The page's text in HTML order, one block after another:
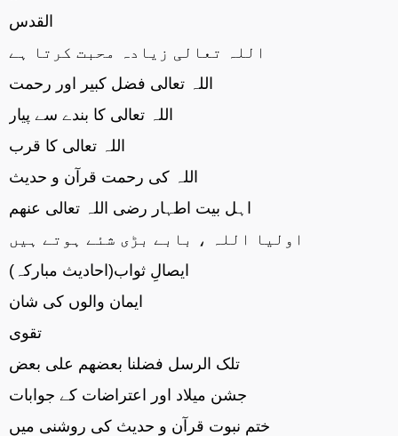
القدس
اللہ تعالی زیادہ محبت کرتا ہے
اللہ تعالی فضل کبیر اور رحمت
اللہ تعالی کا بندے سے پیار
اللہ تعالی کا قرب
اللہ کی رحمت قرآن و حدیث
اہل بیت اطہار رضی اللہ تعالی عنھم
اولیا اللہ ، بابے بڑی شئے ہوتے ہیں
ایصالِ ثواب(احادیث مبارکہ)
ایمان والوں کی شان
تقوی
تلک الرسل فضلنا بعضھم علی بعض
جشن میلاد اور اعتراضات کے جوابات
ختم نبوت قرآن و حدیث کی روشنی میں